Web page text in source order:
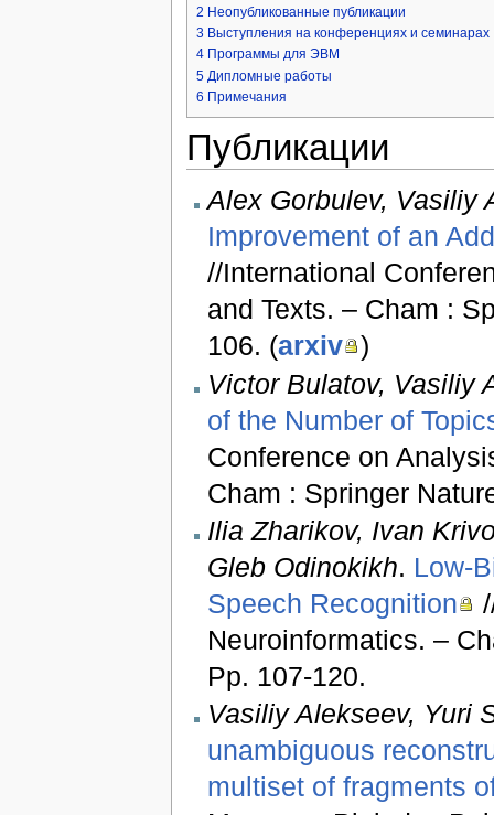
2 Неопубликованные публикации
3 Выступления на конференциях и семинарах
4 Программы для ЭВМ
5 Дипломные работы
6 Примечания
Публикации
Alex Gorbulev, Vasiliy
Improvement of an
//International
and Texts. – Cham :
106. (arxiv )
Victor Bulatov, Vasiliy
of the Number of
Conference on
Cham : Springer
Ilia Zharikov, Ivan
Gleb Odinokikh. Low-
Speech Recognition
Neuroinformatics. –
Pp. 107-120.
Vasiliy Alekseev, Yuri
unambiguous
multiset of fragments